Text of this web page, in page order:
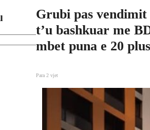
Grubi pas vendimit
t’u bashkuar me
mbet puna e 20
Para 2 vjet